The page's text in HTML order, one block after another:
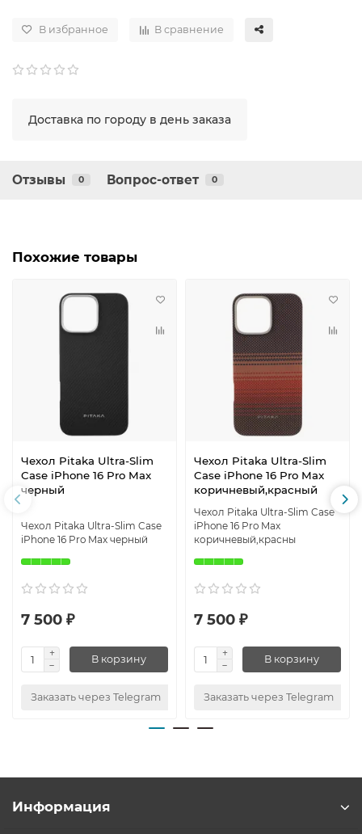
В избранное В сравнение
Доставка по городу в день заказа
Отзывы 0 Вопрос-ответ 0
Похожие товары
Чехол Pitaka Ultra-Slim
Case iPhone 16 Pro Max
черный
Чехол Pitaka Ultra-Slim Case
iPhone 16 Pro Max черный
7 500 ₽
В корзину
Заказать через Telegram
Чехол Pitaka Ultra-Slim
Case iPhone 16 Pro Max
коричневый,красный
Чехол Pitaka Ultra-Slim Case
iPhone 16 Pro Max
коричневый,красны
7 500 ₽
В корзину
Заказать через Telegram
Информация